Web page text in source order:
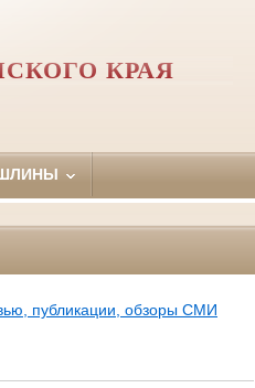
КРАЯ
публикации, обзоры СМИ